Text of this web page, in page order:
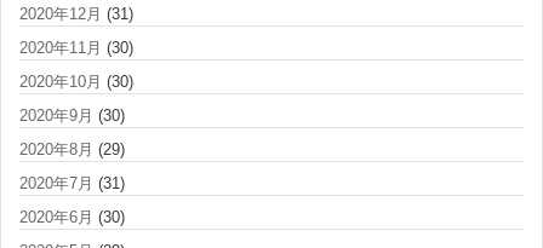
2020年12月 (31)
2020年11月 (30)
2020年10月 (30)
2020年9月 (30)
2020年8月 (29)
2020年7月 (31)
2020年6月 (30)